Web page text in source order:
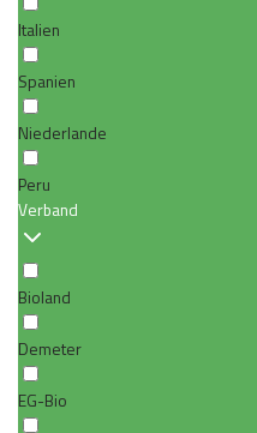
Italien
Spanien
Niederlande
Peru
Verband
Bioland
Demeter
EG-Bio